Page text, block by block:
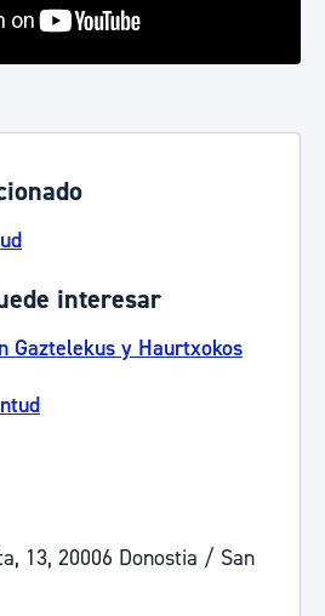
interesar
Gaztelekus y Haurtxokos
13, 20006 Donostia / San